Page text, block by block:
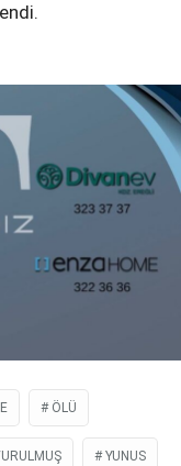
Instagram
Youtube
ÖLÜ
YUNUS